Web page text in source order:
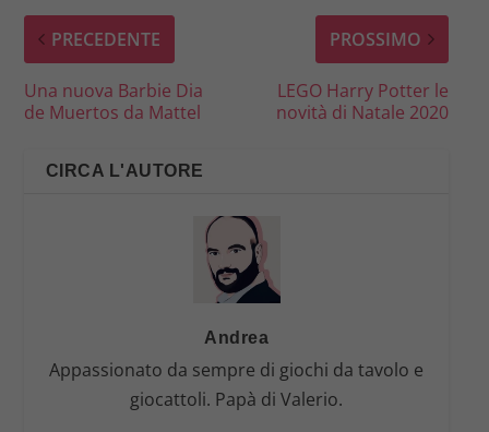
PRECEDENTE
Una nuova Barbie Dia
de Muertos da Mattel
PROSSIMO
LEGO Harry Potter le
novità di Natale 2020
CIRCA L'AUTORE
Andrea
Appassionato da sempre di giochi da tavolo e
giocattoli. Papà di Valerio.